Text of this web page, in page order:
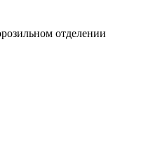
отделении